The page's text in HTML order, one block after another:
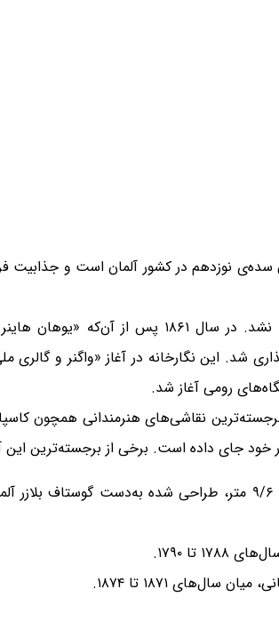
نوزدهم در کشور آلمان است و جذابیت
ایده‌ی راه‌اندازی این نگارخانه در سال ۱۸۱۵ پا گرفت، ولی تا سال ۱۸۶۱ هیچ کاری برای ساخت
پایه‌گذاری شد. این نگارخانه در آغاز «واگنر و
نقاشی‌های هنرمندانی همچون
جای داده است. برخی از برجسته‌ترین این
تندیس سواره‌ی فریدریش ویلهلم چهارم پادشاه پروس، در بالای پله‌های بیرونی ساختمان، به بلندای ۹/۶ متر،
۱۷۹۰.